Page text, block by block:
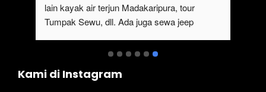
lain kayak air terjun Madakaripura, tour
Tumpak Sewu, dll. Ada juga sewa jeep
Kami di Instagram